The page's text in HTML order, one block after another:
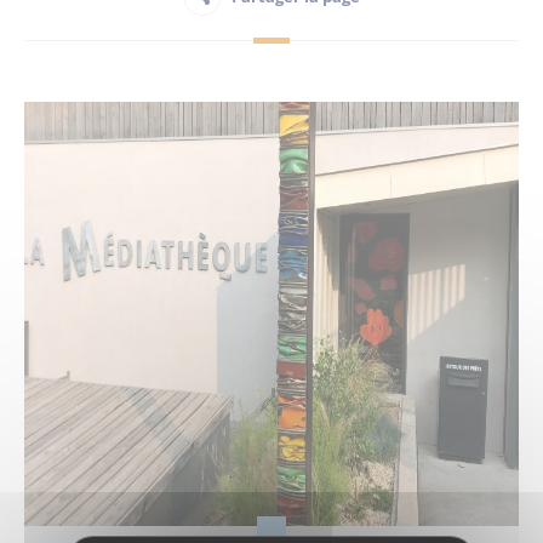
Maison France Services
Publications